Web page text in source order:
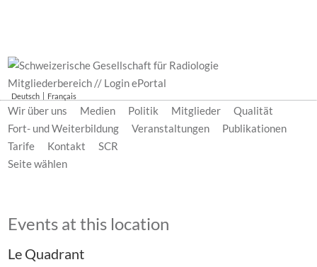
Mitgliederbereich // Login ePortal
Deutsch Français
Wir über uns Medien Politik Mitglieder
Qualität
Fort- und Weiterbildung
Veranstaltungen
Publikationen
Tarife
Kontakt
SCR
Seite wählen
Events at this location
Le Quadrant